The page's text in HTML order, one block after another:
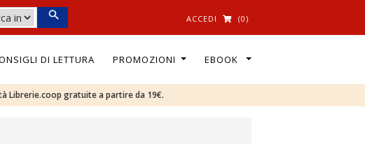
ACCEDI (0)
DI LETTURA PROMOZIONI EBOOK
Librerie.coop gratuite a partire da 19€.